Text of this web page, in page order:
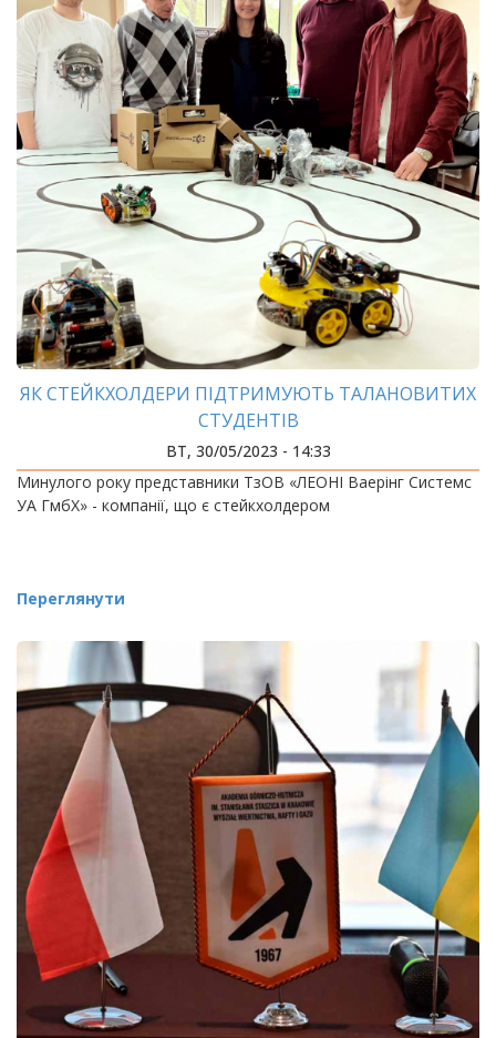
ЯК СТЕЙКХОЛДЕРИ ПІДТРИМУЮТЬ ТАЛАНОВИТИХ
СТУДЕНТІВ
ВТ, 30/05/2023 - 14:33
Минулого року представники ТзОВ «ЛЕОНІ Ваерінг Системс
УА ГмбХ» - компанії, що є стейкхолдером
Переглянути